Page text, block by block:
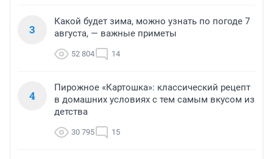
3
Какой будет зима, можно узнать по погоде 7
августа, — важные приметы
52 804 14
4
Пирожное «Картошка»: классический рецепт
в домашних условиях с тем самым вкусом из
детства
30 795 15